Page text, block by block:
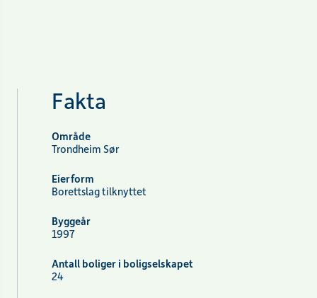
Fakta
Område
Trondheim Sør
Eierform
Borettslag tilknyttet
Byggeår
1997
Antall boliger i boligselskapet
24